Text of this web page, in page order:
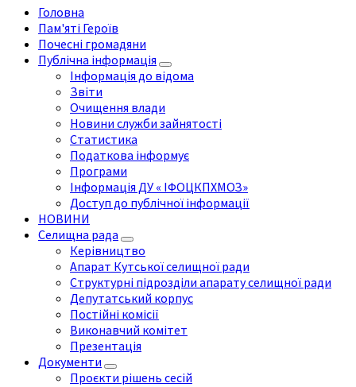
Головна
Пам'яті Героїв
Почесні громадяни
Публічна інформація
Інформація до відома
Звіти
Очищення влади
Новини служби зайнятості
Статистика
Податкова інформує
Програми
Інформація ДУ « ІФОЦКПХМОЗ»
Доступ до публічної інформації
НОВИНИ
Селищна рада
Керівництво
Апарат Кутської селищної ради
Структурні підрозділи апарату селищної ради
Депутатський корпус
Постійні комісії
Виконавчий комітет
Презентація
Документи
Проєкти рішень сесій